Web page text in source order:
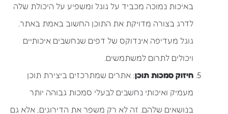
באיכות נמוכה מכביד על גוגל ומשפיע על היכולת שלה
לדרג בצורה מדויקת את התוכן החשוב באמת באתר.
גוגל מעדיפה אינדוקס של דפים שנחשבים איכותיים
ויכולים לתרום למשתמשים.
חיזוק סמכות תוכן: אתרים שמתרכזים ביצירת תוכן
מעמיק ואיכותי נחשבים לבעלי סמכות גבוהה יותר
בנושאים שלהם. זה לא רק משפר את הדירוגים, אלא גם